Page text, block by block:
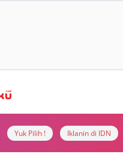
Yuk Pilih ! Iklanin di IDN